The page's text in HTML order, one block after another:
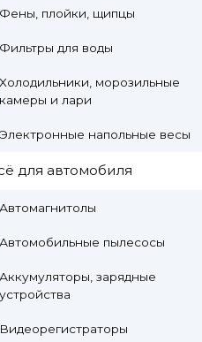
Фены, плойки, щипцы
Фильтры для воды
Холодильники, морозильные
камеры и лари
Электронные напольные весы
для автомобиля
Автомагнитолы
Автомобильные пылесосы
Аккумуляторы, зарядные
устройства
Видеорегистраторы